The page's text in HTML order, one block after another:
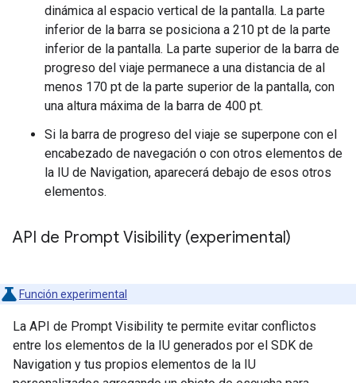
dinámica al espacio vertical de la pantalla. La parte
inferior de la barra se posiciona a 210 pt de la parte
inferior de la pantalla. La parte superior de la barra de
progreso del viaje permanece a una distancia de al
menos 170 pt de la parte superior de la pantalla, con
una altura máxima de la barra de 400 pt.
Si la barra de progreso del viaje se superpone con el
encabezado de navegación o con otros elementos de
la IU de Navigation, aparecerá debajo de esos otros
elementos.
API de Prompt Visibility (experimental)
Función experimental
La API de Prompt Visibility te permite evitar conflictos
entre los elementos de la IU generados por el SDK de
Navigation y tus propios elementos de la IU